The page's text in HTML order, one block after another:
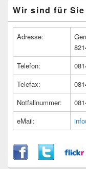
Seitenleisten
Widget-
Wir sind für Sie
Adresse:
Telefon:
Telefax:
Notfallnummer:
eMail: